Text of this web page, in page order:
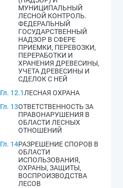
МУНИЦИПАЛЬНЫЙ
ЛЕСНОЙ КОНТРОЛЬ.
ФЕДЕРАЛЬНЫЙ
ГОСУДАРСТВЕННЫЙ
НАДЗОР В СФЕРЕ
ПРИЕМКИ, ПЕРЕВОЗКИ,
ПЕРЕРАБОТКИ И
ХРАНЕНИЯ ДРЕВЕСИНЫ,
УЧЕТА ДРЕВЕСИНЫ И
СДЕЛОК С НЕЙ
Гл. 12.1ЛЕСНАЯ ОХРАНА
Гл. 13ОТВЕТСТВЕННОСТЬ ЗА
ПРАВОНАРУШЕНИЯ В
ОБЛАСТИ ЛЕСНЫХ
ОТНОШЕНИЙ
Гл. 14РАЗРЕШЕНИЕ СПОРОВ В
ОБЛАСТИ
ИСПОЛЬЗОВАНИЯ,
ОХРАНЫ, ЗАЩИТЫ,
ВОСПРОИЗВОДСТВА
ЛЕСОВ